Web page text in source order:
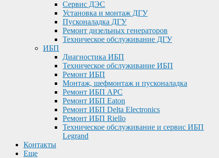
Сервис ДЭС
Установка и монтаж ДГУ
Пусконаладка ДГУ
Ремонт дизельных генераторов
Техническое обслуживание ДГУ
ИБП
Диагностика ИБП
Техническое обслуживание ИБП
Ремонт ИБП
Монтаж, шефмонтаж и пусконаладка
Ремонт ИБП APC
Ремонт ИБП Eaton
Ремонт ИБП Delta Electronics
Ремонт ИБП Riello
Техническое обслуживание и сервис ИБП
Legrand
Контакты
Еще